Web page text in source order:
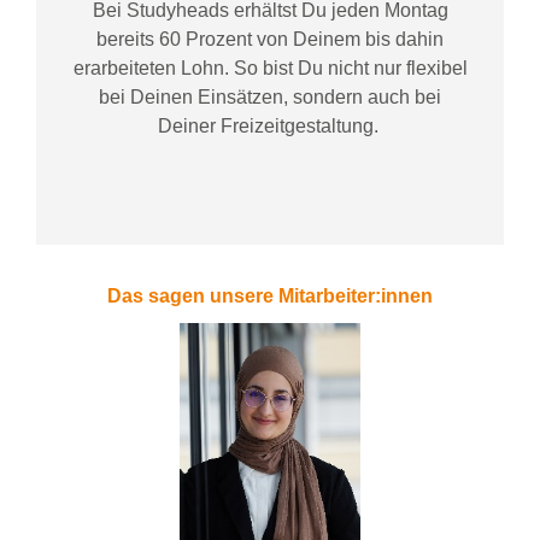
Bei Studyheadserhältst Du jeden Montag
bereits 60 Prozent von Deinem bis dahin
erarbeiteten Lohn. So bist Du nicht nur flexibel
bei Deinen Einsätzen, sondern auch bei
DeinerFreizeitgestaltung.
Das sagen unsere Mitarbeiter:innen